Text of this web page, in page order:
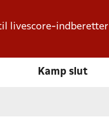
til livescore-indberetter
Kamp slut